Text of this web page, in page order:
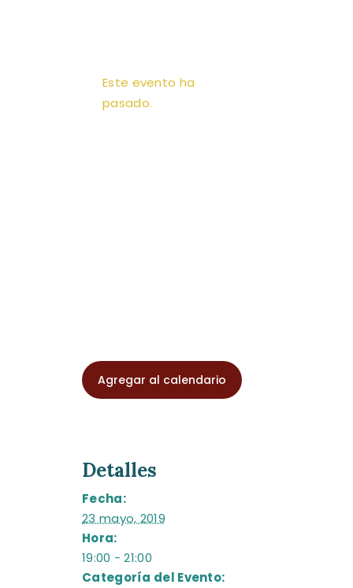
Este evento ha
pasado.
Agregar al calendario
Detalles
Fecha:
23 mayo, 2019
Hora:
19:00 - 21:00
Categoría del Evento: